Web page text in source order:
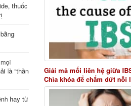
thuốc
là “thần
hay từ
Giải mã mối liên hệ giữa
Chìa khóa để chấm dứt nỗi